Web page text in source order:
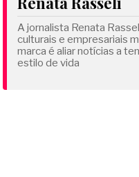
A jornalista Renata
culturais e empresariais
marca é aliar notícias a
estilo de vida